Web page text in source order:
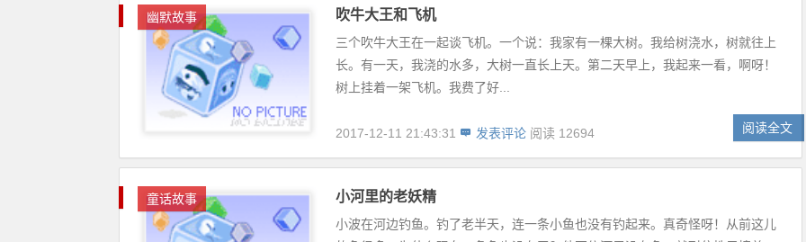
幽默故事 吹牛大王和飞机
三个吹牛大王在一起谈飞机。一个说：我家有一棵大树。我给树浇水，树就往上
长。有一天，我浇的水多，大树一直长上天。第二天早上，我起来一看，啊呀！
树上挂着一架飞机。我费了好...
2017-12-11 21:43:31 发表评论 阅读 12694 阅读全文
童话故事 小河里的老妖精
小波在河边钓鱼。钓了老半天，连一条小鱼也没有钓起来。真奇怪呀！从前这儿